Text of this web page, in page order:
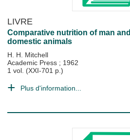
LIVRE
Comparative nutrition of man and
domestic animals
H. H. Mitchell
Academic Press ; 1962
1 vol. (XXI-701 p.)
Plus d'information...